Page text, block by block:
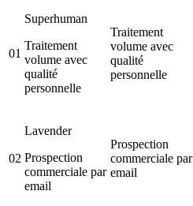
01
Superhuman
Traitement
volume avec
qualité
personnelle
Traitement
volume avec
qualité
personnelle
02
Lavender
Prospection
commerciale par
email
Prospection
commerciale par
email